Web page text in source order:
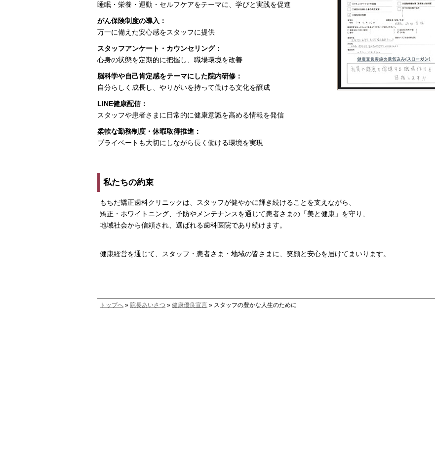
睡眠・栄養・運動・セルフケアをテーマに、学びと実践を促進
がん保険制度の導入：
万一に備えた安心感をスタッフに提供
スタッフアンケート・カウンセリング：
心身の状態を定期的に把握し、職場環境を改善
脳科学や自己肯定感をテーマにした院内研修：
自分らしく成長し、やりがいを持って働ける文化を醸成
LINE健康配信：
スタッフや患者さまに日常的に健康意識を高める情報を発信
柔軟な勤務制度・休暇取得推進：
プライベートも大切にしながら長く働ける環境を実現
私たちの約束
もちだ矯正歯科クリニックは、スタッフが健やかに輝き続けることを支えながら、
矯正・ホワイトニング、予防やメンテナンスを通じて患者さまの「美と健康」を守り、
地域社会から信頼され、選ばれる歯科医院であり続けます。
健康経営を通じて、スタッフ・患者さま・地域の皆さまに、笑顔と安心を届けてまいります。
トップへ » 院長あいさつ » 健康優良宣言 » スタッフの豊かな人生のために